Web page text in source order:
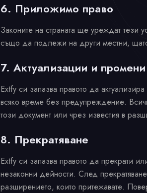
6. Приложимо право
Законите на страната ще уреждат тези
също да подлежи на други местни,
7. Актуализации и промени
Extfy си запазва правото да
всяко време без предупреждение.
този документ или чрез известия в
8. Прекратяване
Extfy си запазва правото да прекрати
незаконни дейности. След
разширението, които притежавате.